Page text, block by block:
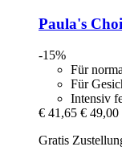
Paula's
-15%
Für
Für
Intensiv
€ 41,65 € 49,00
Gratis